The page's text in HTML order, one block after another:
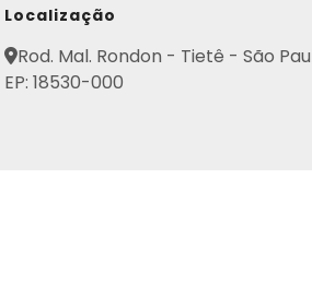
Metro de Perfuração de Poço Artesiano
Perfuração de Poço Artesiano
Residencial
Localização
Rod. Mal. Rondon - Tietê - São
EP: 18530-000